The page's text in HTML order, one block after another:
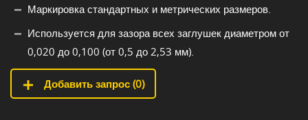
Маркировка стандартных и метрических размеров.
Используется для зазора всех заглушек диаметром от
0,020 до 0,100 (от 0,5 до 2,53 мм).
Добавить запрос (0)